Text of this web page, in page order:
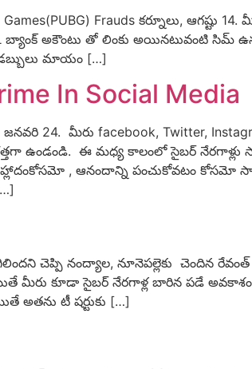
Frauds కర్నూలు, ఆగష్టు
బ్యాంక్ అకౌంటు తో లింకు అయినటువంటి సిమ్
మాయం […]
In Social Media
జనవరి 24. మీరు facebook, Twitter,
ఉండండి. ఈ మధ్య కాలంలో సైబర్ నేరగాళ్లు
, ఆనందాన్ని పంచుకోవటం కోసమో
చెప్పి నంద్యాల, నూనెపల్లెకు చెందిన
మీరు కూడా సైబర్ నేరగాళ్ల బారిన పడే
అతను టీ షర్టుకు […]